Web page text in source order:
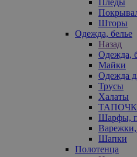
Шторы
Одежда, белье
Назад
Одежда,
Майки
Одежда
Трусы
Халаты
Шарфы,
Варежки,
Шапки
Полотенца